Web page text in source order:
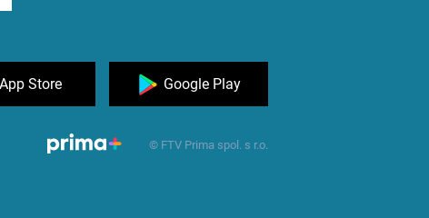
App Store Google Play
© FTV Prima spol. s r.o.